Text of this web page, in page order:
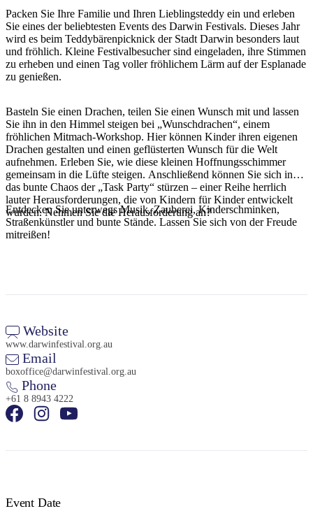
Sign
up
Packen Sie Ihre Familie und Ihren Lieblingsteddy ein und erleben
Sie eines der beliebtesten Events des Darwin Festivals. Dieses Jahr
wird es beim Teddybärenpicknick der Stadt Darwin besonders laut
und fröhlich. Kleine Festivalbesucher sind eingeladen, ihre Stimmen
zu erheben und einen Tag voller fröhlichem Lärm auf der Esplanade
zu genießen.
Basteln Sie einen Drachen, teilen Sie einen Wunsch mit und lassen
Sie ihn in den Himmel steigen bei „Wunschdrachen“, einem
fröhlichen Mitmach-Workshop. Hier können Kinder ihren eigenen
Drachen gestalten und einen geflüsterten Wunsch für die Welt
aufnehmen. Erleben Sie, wie diese kleinen Hoffnungsschimmer
gemeinsam in die Lüfte steigen. Anschließend können Sie sich in
das bunte Chaos der „Task Party“ stürzen – einer Reihe herrlich
lauter Herausforderungen, die von Kindern für Kinder entwickelt
wurden. Nehmen Sie die Herausforderung an?
Entdecken Sie unterwegs Musik, Zauberei, Kinderschminken,
Straßenkünstler und bunte Stände. Lassen Sie sich von der Freude
mitreißen!
Website
www.darwinfestival.org.au
Email
boxoffice@darwinfestival.org.au
Phone
+61 8 8943 4222
Event Date